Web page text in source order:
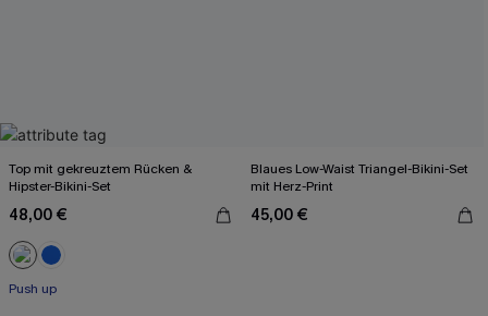
Top mit gekreuztem Rücken &
Hipster-Bikini-Set
48,00 €
Push up
Blaues Low-Waist Triangel-Bikini-Set
mit Herz-Print
45,00 €